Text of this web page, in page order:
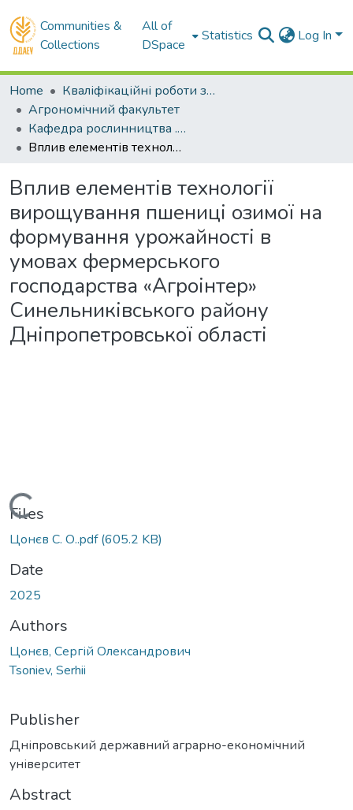
Communities &
Collections
All of
DSpace
Statistics Log In
Home
Кваліфікаційні роботи здобувачів вищої освіти
Агрономічний факультет
Кафедра рослинництва . Магістри
Вплив елементів технології вирощування пшениці озимої на формування урожайності в умовах фермерського господарства «Агроінтер» Синельниківського району Дніпропетровської області
Вплив елементів технології
вирощування пшениці озимої на
формування урожайності в
умовах фермерського
господарства «Агроінтер»
Синельниківського району
Дніпропетровської області
Loading...
Files
Цонєв С. О..pdf(605.2 KB)
Date
2025
Authors
Цонєв, Сергій Олександрович
Tsoniev, Serhii
Publisher
Дніпровський державний аграрно-економічний
університет
Abstract